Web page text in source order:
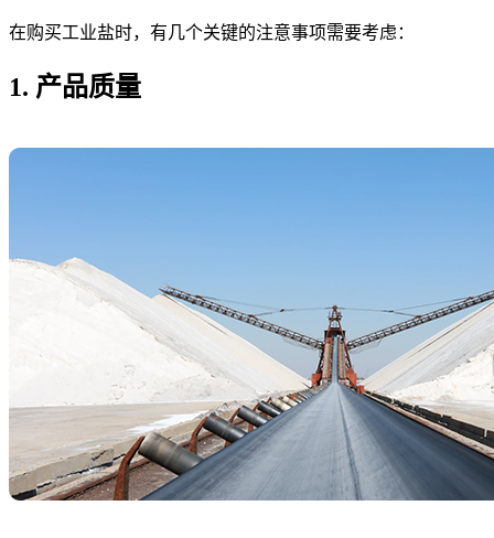
在购买工业盐时，有几个关键的注意事项需要考虑：
1. 产品质量